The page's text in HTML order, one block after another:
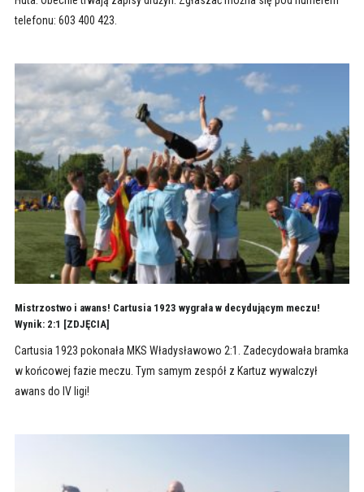
telefonu: 603 400 423.
Mistrzostwo i awans! Cartusia 1923 wygrała w decydującym meczu!
Wynik: 2:1 [ZDJĘCIA]
Cartusia 1923 pokonała MKS Władysławowo 2:1. Zadecydowała bramka
w końcowej fazie meczu. Tym samym zespół z Kartuz wywalczył
awans do IV ligi!